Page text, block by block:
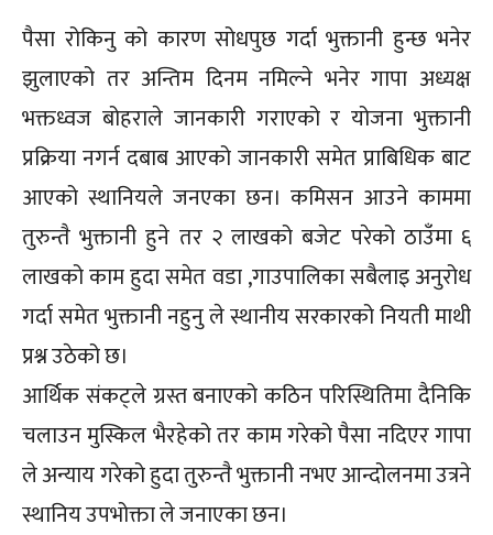
पैसा रोकिनु को कारण सोधपुछ गर्दा भुक्तानी हुन्छ भनेर
झुलाएको तर अन्तिम दिनम नमिल्ने भनेर गापा अध्यक्ष
भक्तध्वज बोहराले जानकारी गराएको र योजना भुक्तानी
प्रक्रिया नगर्न दबाब आएको जानकारी समेत प्राबिधिक बाट
आएको स्थानियले जनएका छन। कमिसन आउने काममा
तुरुन्तै भुक्तानी हुने तर २ लाखको बजेट परेको ठाउँमा ६
लाखको काम हुदा समेत वडा ,गाउपालिका सबैलाइ अनुरोध
गर्दा समेत भुक्तानी नहुनु ले स्थानीय सरकारको नियती माथी
प्रश्न उठेको छ।
आर्थिक संकट्ले ग्रस्त बनाएको कठिन परिस्थितिमा दैनिकि
चलाउन मुस्किल भैरहेको तर काम गरेको पैसा नदिएर गापा
ले अन्याय गरेको हुदा तुरुन्तै भुक्तानी नभए आन्दोलनमा उत्रने
स्थानिय उपभोक्ता ले जनाएका छन।